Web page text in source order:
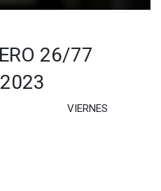
26/77
26/77 VIERNES